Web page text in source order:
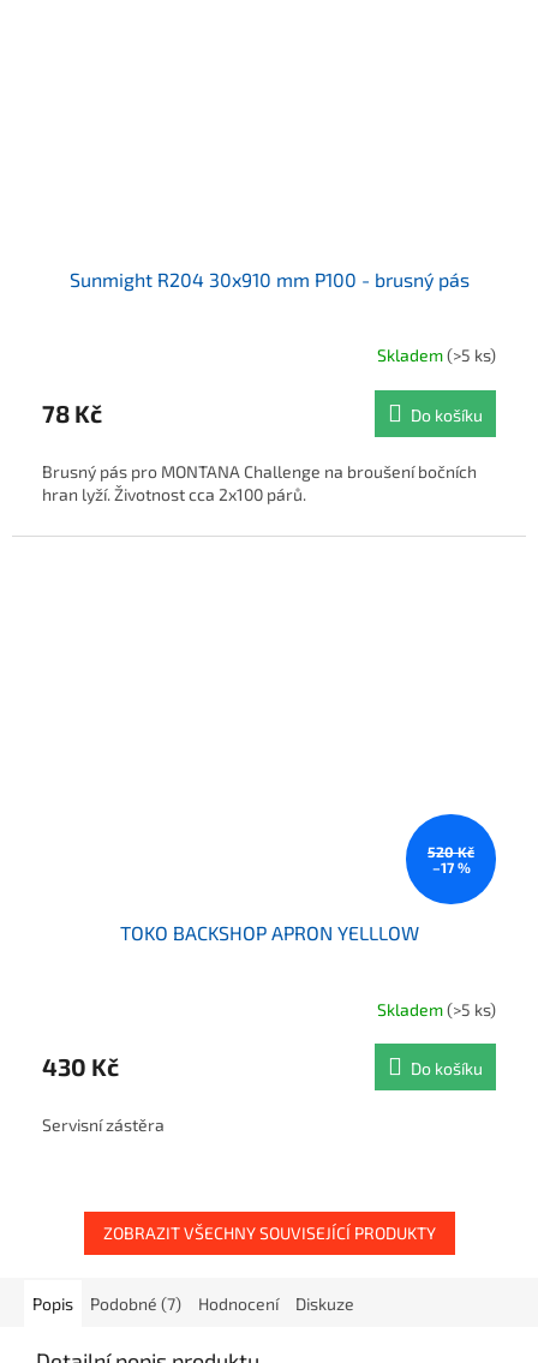
Sunmight R204 30x910 mm P100 - brusný pás
Skladem(>5 ks)
78 Kč Do košíku
Brusný pás pro MONTANA Challenge na broušení bočních
hran lyží. Životnost cca 2x100 párů.
520 Kč
–17 %
TOKO BACKSHOP APRON YELLLOW
Skladem(>5 ks)
430 Kč Do košíku
Servisní zástěra
ZOBRAZIT VŠECHNY SOUVISEJÍCÍ PRODUKTY
Popis Podobné (7) Hodnocení Diskuze